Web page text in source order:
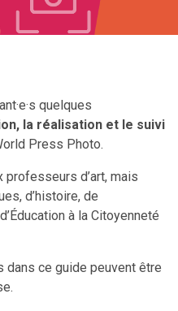
·e·s quelques
la réalisation et le suivi
Press Photo.
professeurs d’art, mais
d’histoire, de
à la Citoyenneté
ce guide peuvent être